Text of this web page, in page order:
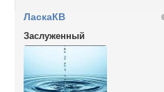
ЛаскаКВ
Заслуженный